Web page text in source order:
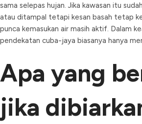
sama selepas hujan. Jika kawasan itu
atau ditampal tetapi kesan basah tetap
punca kemasukan air masih aktif. Dalam
pendekatan cuba-jaya biasanya hanya
Apa yang
jika